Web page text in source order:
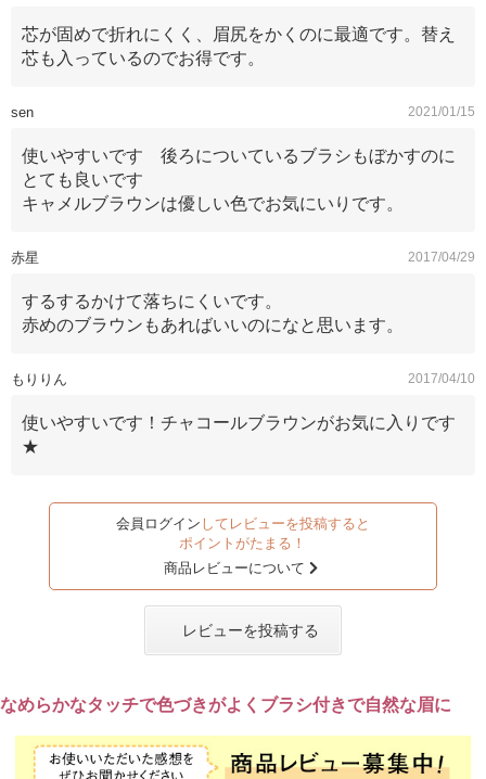
芯が固めで折れにくく、眉尻をかくのに最適です。替え
芯も入っているのでお得です。
sen 2021/01/15
使いやすいです 後ろについているブラシもぼかすのに
とても良いです
キャメルブラウンは優しい色でお気にいりです。
赤星 2017/04/29
するするかけて落ちにくいです。
赤めのブラウンもあればいいのになと思います。
もりりん 2017/04/10
使いやすいです！チャコールブラウンがお気に入りです
★
会員ログイン してレビューを投稿すると
ポイントがたまる！
商品レビューについて
レビューを投稿する
なめらかなタッチで色づきがよくブラシ付きで自然な眉に